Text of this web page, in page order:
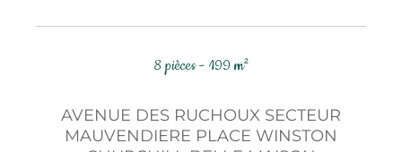
8 pièces - 199 m²
AVENUE DES RUCHOUX SECTEUR
MAUVENDIERE PLACE WINSTON
AFFINER LES CRITÈRES